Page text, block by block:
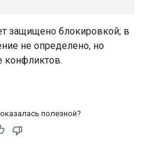
защищено блокировкой; в
не определено, но
полезной?